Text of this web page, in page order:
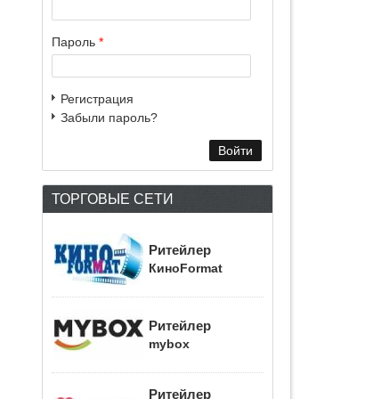
Пароль *
Регистрация
Забыли пароль?
ТОРГОВЫЕ СЕТИ
Ритейлер
КиноFormat
Ритейлер
mybox
Ритейлер